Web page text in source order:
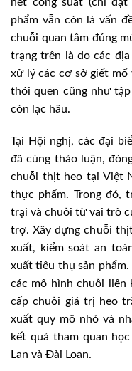
phẩm vẫn còn là vấn
chuỗi quan tâm đúng
trạng trên là do các
xử lý các cơ sở giết mổ
thói quen cũng như
còn lạc hâu.
Tại Hội nghị, các đại
đã cùng thảo luận,
chuỗi thịt heo tại Việt
thực phẩm. Trong đó,
trại và chuỗi từ vai trò
trợ. Xây dựng chuỗi
xuất, kiểm soát an
xuất tiêu thụ sản phẩm.
các mô hình chuỗi liên
cấp chuỗi giá trị heo
xuất quy mô nhỏ và
kết quả tham quan
Lan và Đài Loan.